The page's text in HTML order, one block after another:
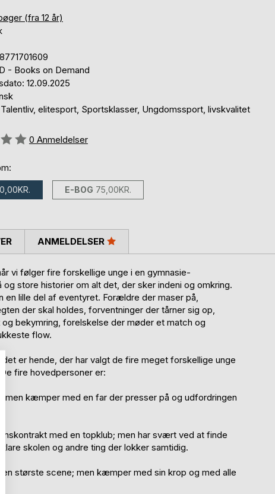
(fra 12 år)
- Books on Demand
12.09.2025
elitesport, Sportsklasser, Ungdomssport, livskvalitet
0 Anmeldelser
E-BOG 75,00KR.
vi følger fire forskellige unge i en gymnasie-
store historier om alt det, der sker indeni og omkring.
en lille del af eventyret. Forældre der maser på,
der skal holdes, forventninger der tårner sig op,
bekymring, forelskelse der møder et match og
flow.
er hende, der har valgt de fire meget forskellige unge
fire hovedpersoner er:
kæmper med en far der presser på og udfordringen
med en topklub; men har svært ved at finde
skolen og andre ting der lokker samtidig.
største scene; men kæmper med sin krop og med alle
ANMELDELSER